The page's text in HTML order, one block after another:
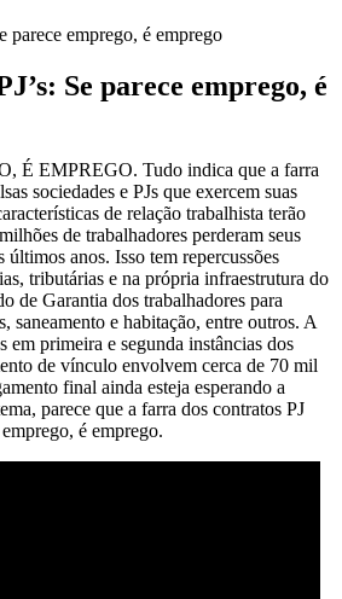
Se parece emprego, é
É EMPREGO. Tudo indica que a farra
sociedades e PJs que exercem suas
de relação trabalhista terão
de trabalhadores perderam seus
anos. Isso tem repercussões
tributárias e na própria infraestrutura do
de Garantia dos trabalhadores para
saneamento e habitação, entre outros. A
em primeira e segunda instâncias dos
de vínculo envolvem cerca de 70 mil
final ainda esteja esperando a
parece que a farra dos contratos PJ
é emprego.